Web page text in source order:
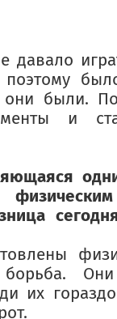
давало
поэтому
были.
и
борьба.
их